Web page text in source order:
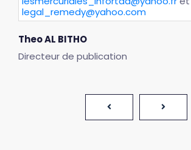
legal_remedy@yahoo.com
Theo AL BITHO
Directeur de publication